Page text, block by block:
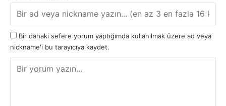
Bir dahaki sefere yorum yaptığımda kullanılmak üzere ad veya
nickname'i bu tarayıcıya kaydet.